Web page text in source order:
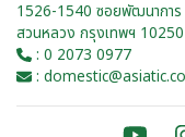
1526-1540 ซอยพัฒนากา
สวนหลวง กรุงเทพฯ 10250
: 0 2073 0977
: